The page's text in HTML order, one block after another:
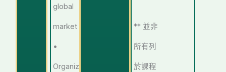
global
market
•
Organizing
** 並非
所有列
於課程